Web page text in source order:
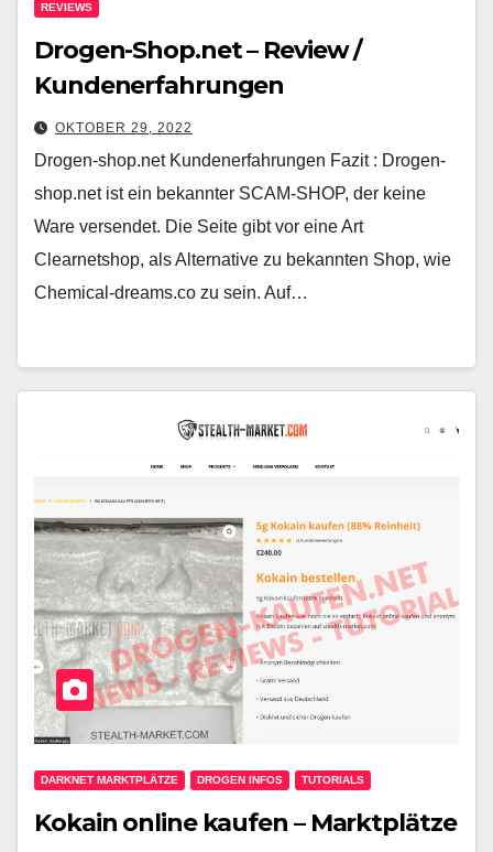
REVIEWS
Drogen-Shop.net – Review /
Kundenerfahrungen
OKTOBER 29, 2022
Drogen-shop.net Kundenerfahrungen Fazit : Drogen-
shop.net ist ein bekannter SCAM-SHOP, der keine
Ware versendet. Die Seite gibt vor eine Art
Clearnetshop, als Alternative zu bekannten Shop, wie
Chemical-dreams.co zu sein. Auf…
DARKNET MARKTPLÄTZE DROGEN INFOS TUTORIALS
Kokain online kaufen – Marktplätze